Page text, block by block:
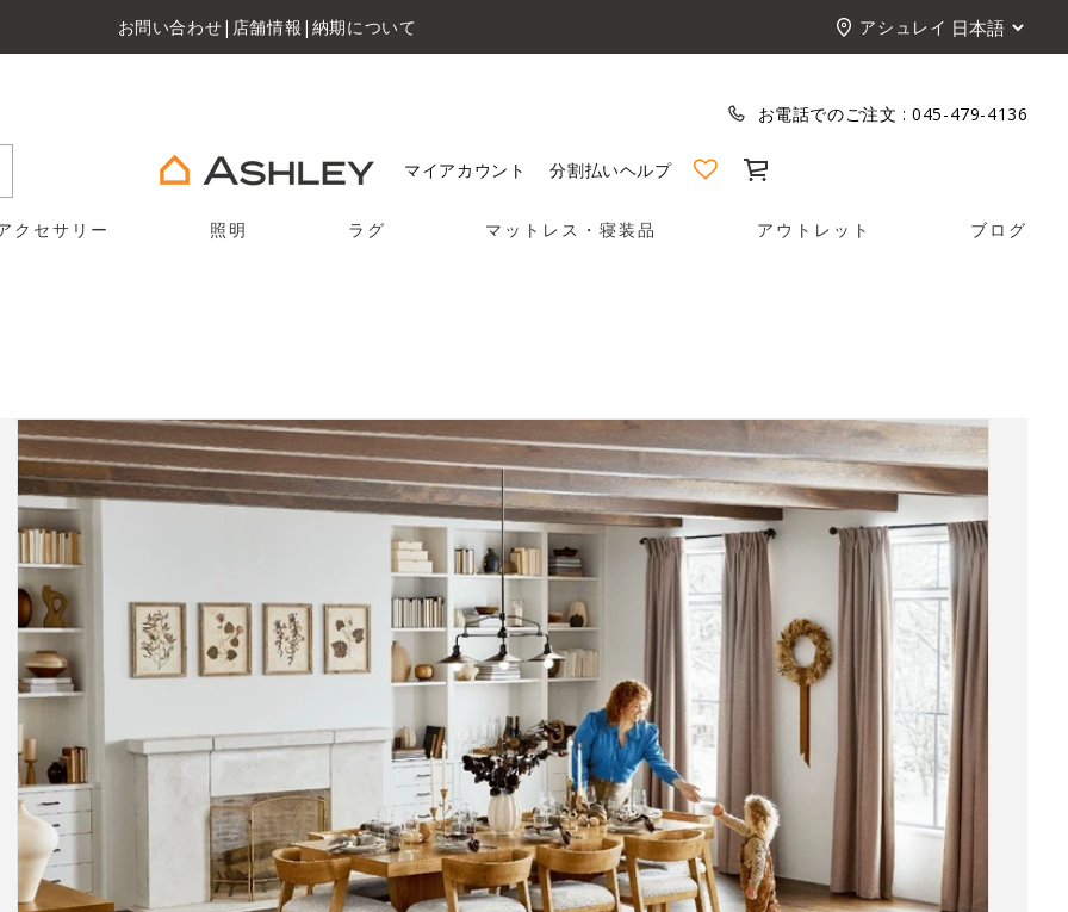
お問い合わせ| 店舗情報 | 納期について アシュレイ
お電話でのご注文 :045-479-4136
マイアカウント 分割払いヘルプ カート
クセサリー 照明 ラグ マットレス・寝装品 アウトレット ブログ